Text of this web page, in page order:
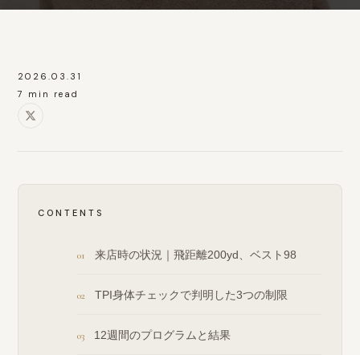
2026.03.31
7 min read
CONTENTS
来店時の状況｜飛距離200yd、ベスト98
TPI身体チェックで判明した3つの制限
12週間のプログラムと結果